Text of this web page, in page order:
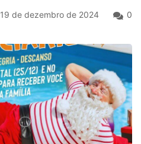
19 de dezembro de 2024 0